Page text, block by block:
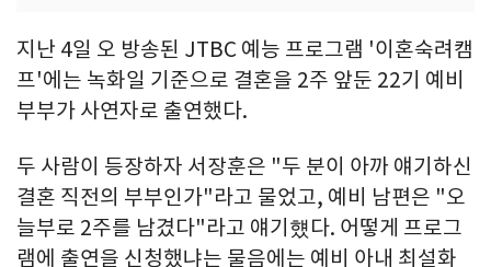
지난 4일 오 방송된 JTBC 예능 프로그램 '이혼숙려캠
프'에는 녹화일 기준으로 결혼을 2주 앞둔 22기 예비
부부가 사연자로 출연했다.
두 사람이 등장하자 서장훈은 "두 분이 아까 얘기하신
결혼 직전의 부부인가"라고 물었고, 예비 남편은 "오
늘부로 2주를 남겼다"라고 얘기헀다. 어떻게 프로그
램에 출연을 신청했냐는 물음에는 예비 아내 최설화